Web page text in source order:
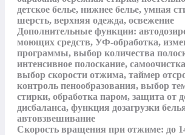
детское белье, нижнее белье, умная
шерсть, верхняя одежда, освежение
Дополнительные функции:
моющих средств, УФ-обработка,
программы, выбор количества
интенсивное полоскание,
выбор скорости отжима, таймер
контроль пенообразования, выбор
стирки, обработка паром, защита от
дисбаланса, функция дозагрузки
автовзвешивание
Скорость вращения при отжиме: до